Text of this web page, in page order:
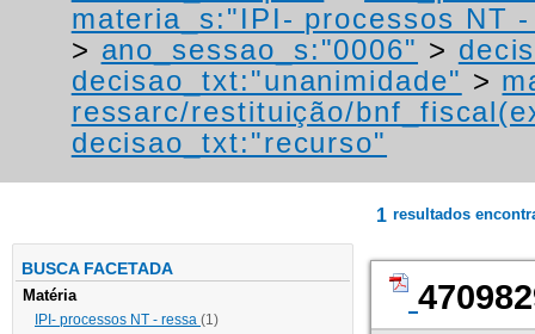
materia_s:"IPI- processos NT
> ano_sessao_s:"0006" >
decisao_txt:"unanimidade" >
ressarc/restituição/
decisao_txt:"recurso"
BUSCA FACETADA
Matéria
IPI- processos NT - ressa (1)
1 resultados